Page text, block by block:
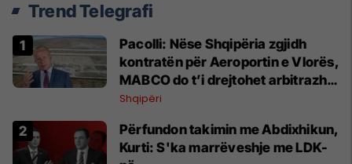
Trend Telegrafi
Pacolli: Nëse Shqipëria zgjidh
kontratën për Aeroportin e Vlorës,
MABCO do t’i drejtohet arbitrazhit
ndërkombëtar
Shqipëri
Përfundon takimin me Abdixhikun,
Kurti: S'ka marrëveshje me LDK-